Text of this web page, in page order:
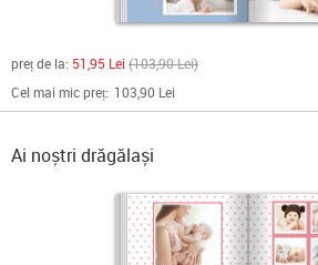
preț de la: 51,95 Lei 103,90 Lei
Cel mai mic preț: 103,90 Lei
Ai noștri drăgălași